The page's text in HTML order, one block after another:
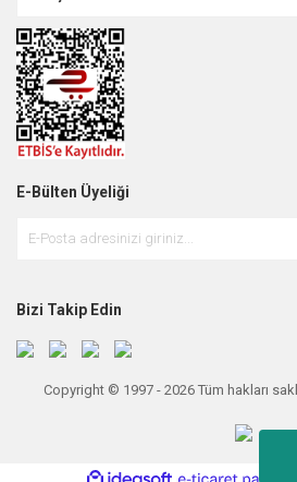
E-Bülten Üyeliği
Bizi Takip Edin
Copyright © 1997 - 2026 Tüm hakları
ideasoft